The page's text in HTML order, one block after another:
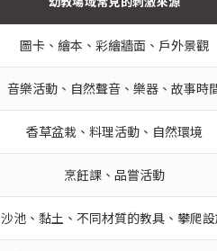
圖卡、繪本、彩繪牆面、戶外景觀
音樂活動、自然聲音、樂器、故事時
香草盆栽、料理活動、自然環境
烹飪課、品嘗活動
沙池、黏土、不同材質的教具、攀爬